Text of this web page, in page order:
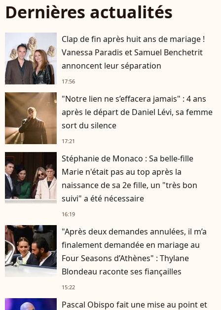
Dernières actualités
Clap de fin après huit ans de mariage !
Vanessa Paradis et Samuel Benchetrit
annoncent leur séparation
17:56
"Notre lien ne s’effacera jamais" : 4 ans
après le départ de Daniel Lévi, sa femme
sort du silence
17:21
Stéphanie de Monaco : Sa belle-fille
Marie n'était pas au top après la
naissance de sa 2e fille, un "très bon
suivi" a été nécessaire
16:19
"Après deux demandes annulées, il m’a
finalement demandée en mariage au
Four Seasons d’Athènes" : Thylane
Blondeau raconte ses fiançailles
15:22
Pascal Obispo fait une mise au point et